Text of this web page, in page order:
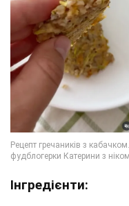
Інгредієнти: